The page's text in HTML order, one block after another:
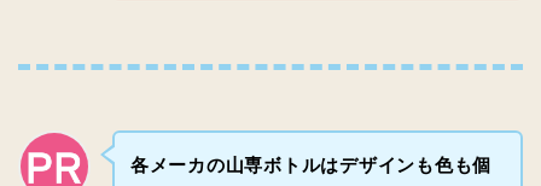
各メーカの山専ボトルはデザインも色も個